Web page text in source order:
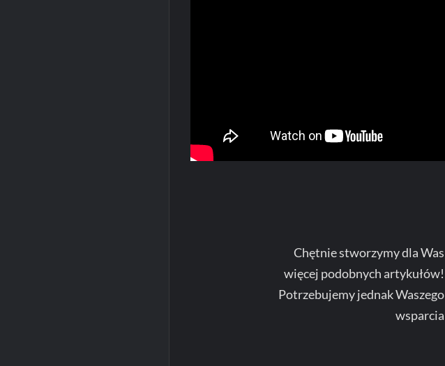
Chętnie stworzymy dla Was
więcej podobnych artykułów!
Potrzebujemy jednak Waszego
wsparcia